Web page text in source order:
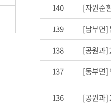
140
[자원순
139
[남부면]
138
[공원과]
137
[동부면]
136 [공원과]